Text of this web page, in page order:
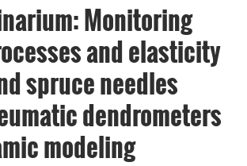
Monitoring
and elasticity
spruce needles
dendrometers
modeling